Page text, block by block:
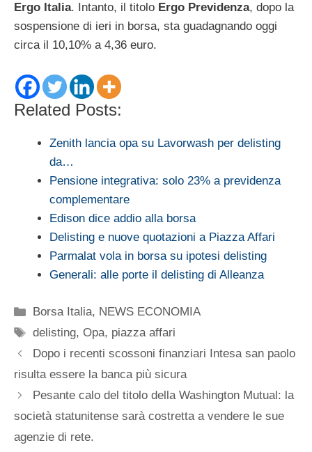
Ergo Italia. Intanto, il titolo Ergo Previdenza, dopo la
sospensione di ieri in borsa, sta guadagnando oggi
circa il 10,10% a 4,36 euro.
Related Posts:
Zenith lancia opa su Lavorwash per delisting
da…
Pensione integrativa: solo 23% a previdenza
complementare
Edison dice addio alla borsa
Delisting e nuove quotazioni a Piazza Affari
Parmalat vola in borsa su ipotesi delisting
Generali: alle porte il delisting di Alleanza
Categorie
Borsa Italia, NEWS ECONOMIA
Tag
delisting,Opa, piazza affari
Dopo i recenti scossoni finanziari Intesa san paolo
risulta essere la banca più sicura
Pesante calo del titolo della Washington Mutual: la
società statunitense sarà costretta a vendere le sue
agenzie di rete.